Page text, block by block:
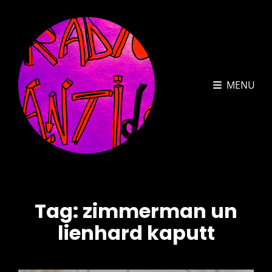
MENU
Tag: zimmerman un
lienhard kaputt